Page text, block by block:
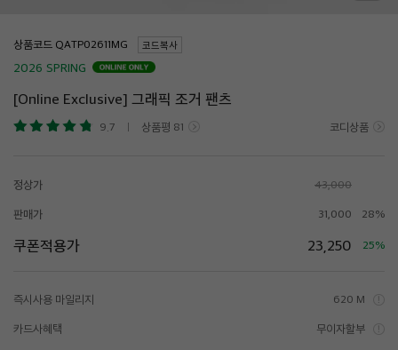
상품코드 코드복사
2026 SPRING
[Online Exclusive] 그래픽 조거 팬츠
9.7 상품평 81 코디상품
정상가 43,000
판매가 31,000 28%
쿠폰적용가 23,250 25%
즉시사용 마일리지 620 M
카드사혜택 무이자할부